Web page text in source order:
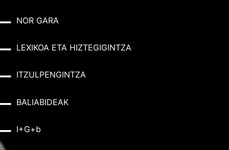
NOR GARA
LEXIKOA ETA HIZTEGIGINTZA
ITZULPENGINTZA
BALIABIDEAK
I+G+b